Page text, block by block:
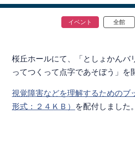
イベント 全館
桜丘ホールにて、「としょかんバ
ってつくって点字であそぼう」を
視覚障害などを理解するためのブ
形式：２４ＫＢ）
を配付しました。